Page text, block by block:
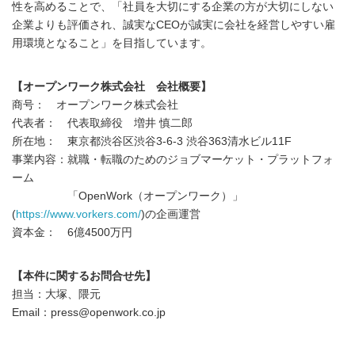
性を高めることで、「社員を大切にする企業の方が大切にしない
企業よりも評価され、誠実なCEOが誠実に会社を経営しやすい雇
用環境となること」を目指しています。
【オープンワーク株式会社 会社概要】
商号： オープンワーク株式会社
代表者： 代表取締役 増井 慎二郎
所在地： 東京都渋谷区渋谷3-6-3 渋谷363清水ビル11F
事業内容：就職・転職のためのジョブマーケット・プラットフォ
ーム
「OpenWork（オープンワーク）」
(https://www.vorkers.com/)の企画運営
資本金： 6億4500万円
【本件に関するお問合せ先】
担当：大塚、隈元
Email：press@openwork.co.jp